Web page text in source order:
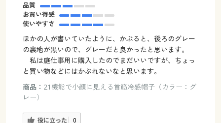
品質
お買い得感
使いやすさ
ほかの人が書いていたように、かぶると、後ろのグレー
の裏地が黒いので、グレーだと良かったと思います。
私は庭仕事用に購入したのでまだいいですが、ちょっ
と買い物などにはかぶれないなと思います。
商品： 21機能で小顔に見える首筋冷感帽子（カラー：グ
レー）
役に立った 0